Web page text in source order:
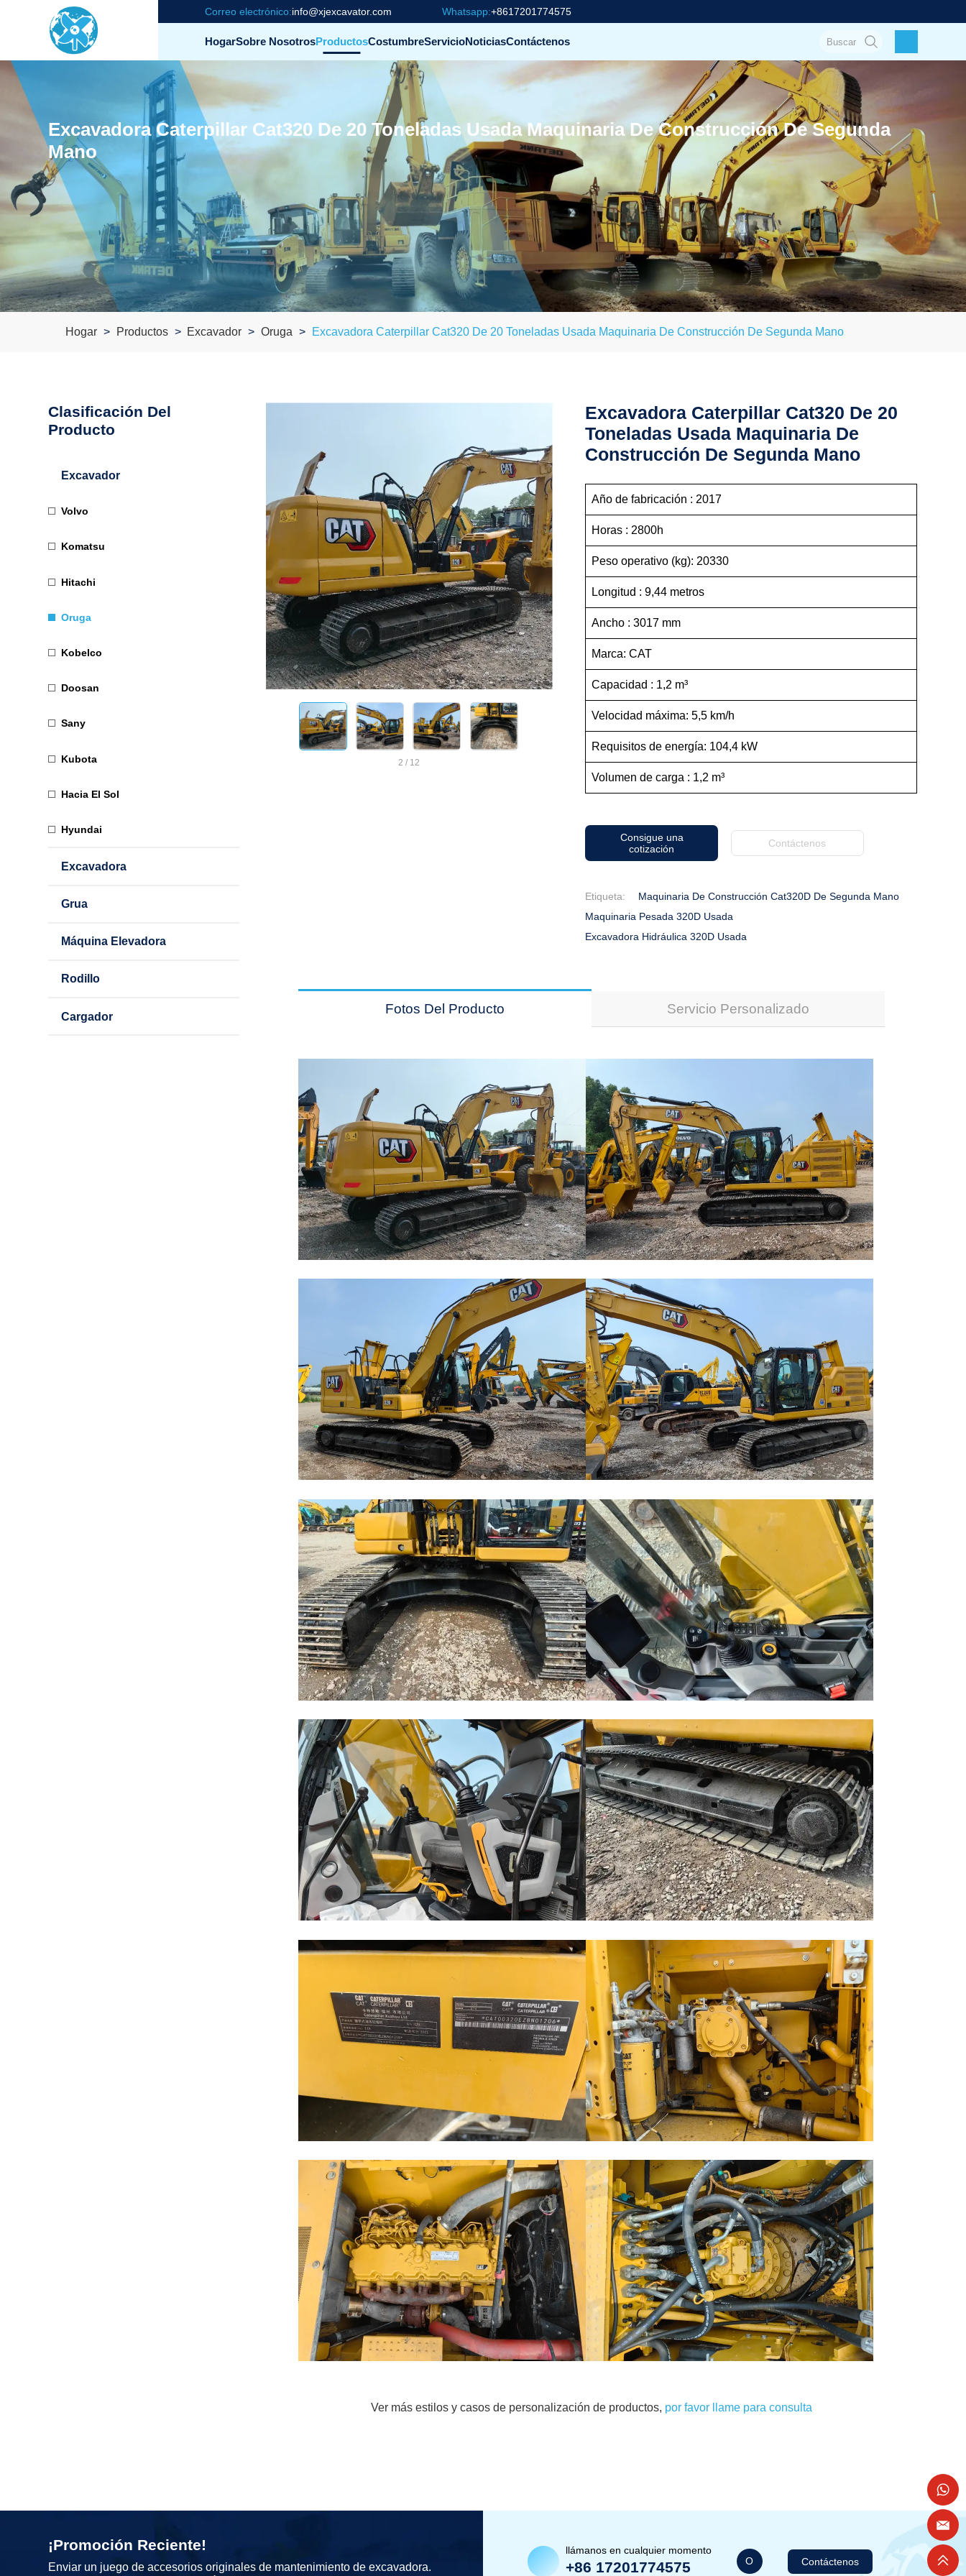
Correo electrónico:info@xjexcavator.com Whatsapp:+8617201774575
HogarSobre NosotrosProductosCostumbreServicioNoticiasContáctenos
Excavadora Caterpillar Cat320 De 20 Toneladas Usada Maquinaria De Construcción De Segunda
Mano
Hogar Productos Excavador Oruga Excavadora Caterpillar Cat320 De 20 Toneladas Usada Maquinaria De Construcción De Segunda Mano
Clasificación Del
Producto
Excavador
Volvo
Komatsu
Hitachi
Oruga
Kobelco
Doosan
Sany
Kubota
Hacia El Sol
Hyundai
Excavadora
Grua
Máquina Elevadora
Rodillo
Cargador
2 / 12
Excavadora Caterpillar Cat320 De 20
Toneladas Usada Maquinaria De
Construcción De Segunda Mano
Año de fabricación : 2017
Horas : 2800h
Peso operativo (kg): 20330
Longitud : 9,44 metros
Ancho : 3017 mm
Marca: CAT
Capacidad : 1,2 m³
Velocidad máxima: 5,5 km/h
Requisitos de energía: 104,4 kW
Volumen de carga : 1,2 m³
Consigue una
cotización
Contáctenos
Etiqueta:
Maquinaria De Construcción Cat320D De Segunda Mano
Maquinaria Pesada 320D Usada
Excavadora Hidráulica 320D Usada
Fotos Del Producto Servicio Personalizado
Ver más estilos y casos de personalización de productos, por favor llame para consulta
¡Promoción Reciente!
Enviar un juego de accesorios originales de mantenimiento de excavadora.
llámanos en cualquier momento
+86 17201774575 O Contáctenos